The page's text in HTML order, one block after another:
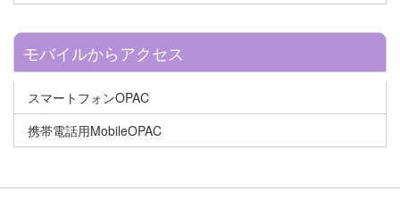
モバイルからアクセス
スマートフォンOPAC
携帯電話用MobileOPAC